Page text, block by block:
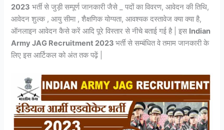
2023 भर्ती से जुड़ी सम्पूर्ण जानकारी जैसे _ पदों का विवरण, आवेदन की तिथि,
आवेदन शुल्क , आयु सीमा , शैक्षणिक योग्यता, आवश्यक दस्तावेज क्या क्या है,
ऑनलाइन आवेदन कैसे करें आदि पूरे विस्तार से नीचे बताई गई है | इस Indian
Army JAG Recruitment 2023 भर्ती से सम्बंधित वे तमाम जानकारी के
लिए इस आर्टिकल को अंत तक पढ़ें |